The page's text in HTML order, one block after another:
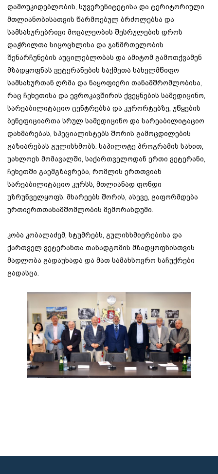
დამოუკიდებლობის, სუვერენიტეტისა და ტერიტორიული
მთლიანობისათვის წარმოებულ ბრძოლებსა და
სამსახურებრივი მოვალეობის შესრულების დროს
დაჭრილთა სიცოცხლისა და ჯანმრთელობის
შენარჩუნების აუცილებლობას და ამიტომ გამოთქვამენ
მზადყოფნას ვეტერანების საქმეთა სახელმწიფო
სამსახურთან ღრმა და ნაყოფიერი თანამშრომლობისა,
რაც ჩეხეთისა და ევროკავშირის ქვეყნების სამედიცინო,
სარეაბილიტაციო ცენტრებსა და კურორტებზე, უწყების
ბენეფიციართა სრულ სამედიცინო და სარეაბილიტაციო
დახმარებას, სპეციალისტებს შორის გამოცდილების
გაზიარებას გულისხმობს. საპილოტე პროგრამის სახით,
უახლოეს მომავალში, საქართველოდან ერთი ვეტერანი,
ჩეხეთში გაემგზავრება, რომლის ერთთვიან
სარეაბილიტაციო კურსს, მთლიანად ფონდი
უზრუნველყოფს. მხარეებს შორის, ასევე, გაფორმდება
ურთიერთთანამშომლობის მემორანდუმი.
კობა კობალაძემ, სტუმრებს, გულისხმიერებისა და
ქართველ ვეტერანთა თანადგომის მზადყოფნისთვის
მადლობა გადაუხადა და მათ სამახსოვრო საჩუქრები
გადასცა.